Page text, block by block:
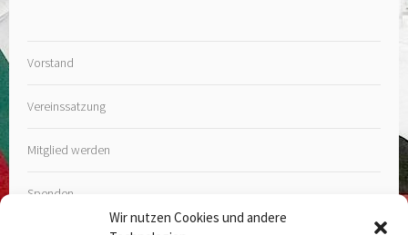
Wir nutzen Cookies und andere
Vorstand
Vereinssatzung
Mitglied werden
Spenden